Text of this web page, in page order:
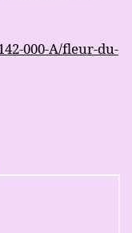
000-A/fleur-du-